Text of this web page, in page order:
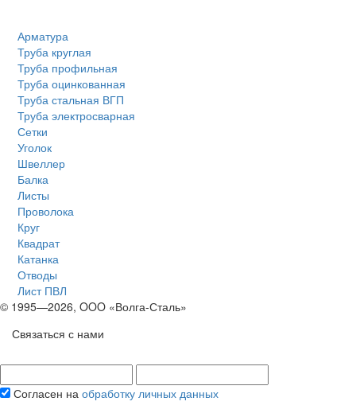
Арматура
Труба круглая
Труба профильная
Труба оцинкованная
Труба стальная ВГП
Труба электросварная
Сетки
Уголок
Швеллер
Балка
Листы
Проволока
Круг
Квадрат
Катанка
Отводы
Лист ПВЛ
© 1995—2026, OOO «Волга-Сталь»
Связаться с нами
Согласен на обработку личных данных